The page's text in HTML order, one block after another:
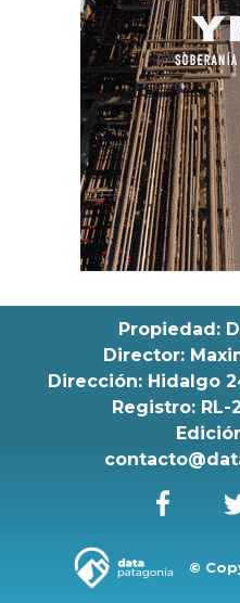
©
Propiedad:
Director:
Dirección: Hidalgo
Registro: RL-